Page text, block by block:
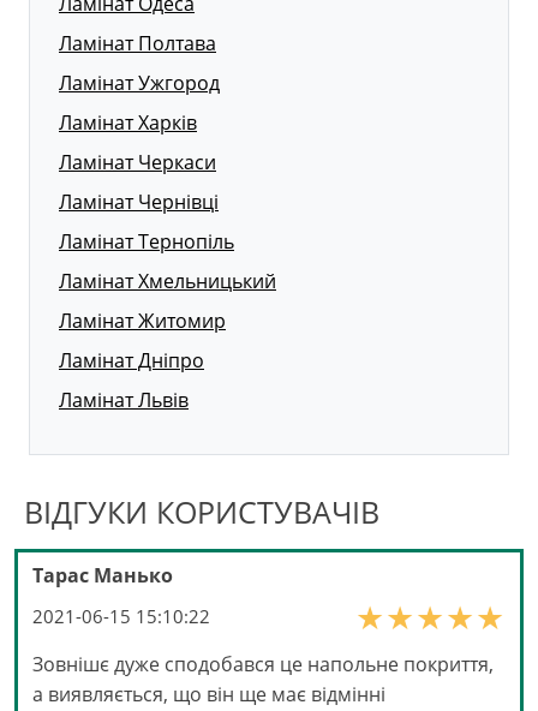
Ламінат Полтава
Ламінат Ужгород
Ламінат Харків
Ламінат Черкаси
Ламінат Чернівці
Ламінат Тернопіль
Ламінат Хмельницький
Ламінат Житомир
Ламінат Дніпро
Ламінат Львів
ВІДГУКИ КОРИСТУВАЧІВ
Тарас Манько
2021-06-15 15:10:22
Зовнішє дуже сподобався це напольне покриття,
а виявляється, що він ще має відмінні